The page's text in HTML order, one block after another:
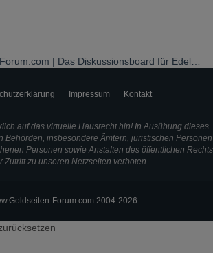
| Das Diskussionsboard für Edelmetalle & Rohstoffe
Impressum Kontakt
auf das virtuelle Hausrecht hin! In Ausübung dieses
Behörden, insbesondere Ämtern, juristischen Personen
Personen sowie Anstalten des öffentlichen Rechts
Zutritt zu unseren Netzseiten verboten.
Forum.com 2004-2026